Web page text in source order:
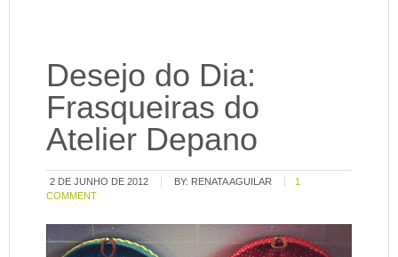
Desejo do Dia:
Frasqueiras do
Atelier Depano
2 DE JUNHO DE 2012 BY: RENATA AGUILAR
1
COMMENT